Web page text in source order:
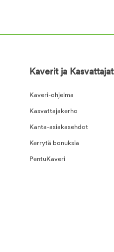
Kaverit ja Kasvattajat
Kaveri-ohjelma
Kasvattajakerho
Kanta-asiakasehdot
Kerrytä bonuksia
PentuKaveri